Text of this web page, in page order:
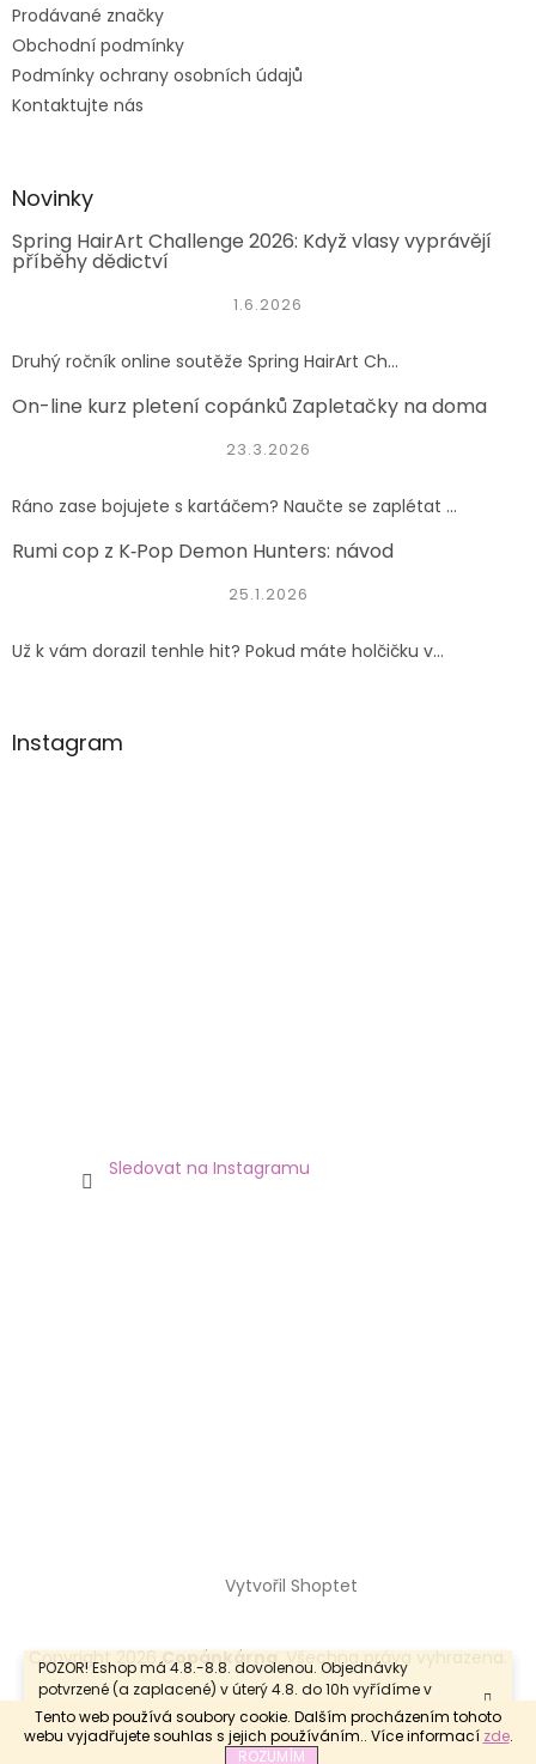
Tento web používá soubory cookie. Dalším procházením tohoto
webu vyjadřujete souhlas s jejich používáním.. Více informací zde.
ROZUMÍM
POZOR! Eshop má 4.8.-8.8. dovolenou. Objednávky
potvrzené (a zaplacené) v úterý 4.8. do 10h vyřídíme v
tentýž den. Objednávky potvrzené po tomto datu vyřídíme
v pondělí 10.8.
Prodávané značky
Obchodní podmínky
Podmínky ochrany osobních údajů
Kontaktujte nás
Novinky
Spring HairArt Challenge 2026: Když vlasy vyprávějí
příběhy dědictví
1.6.2026
Druhý ročník online soutěže Spring HairArt Ch...
On-line kurz pletení copánků Zapletačky na doma
23.3.2026
Ráno zase bojujete s kartáčem? Naučte se zaplétat ...
Rumi cop z K‑Pop Demon Hunters: návod
25.1.2026
Už k vám dorazil tenhle hit? Pokud máte holčičku v...
Instagram
Sledovat na Instagramu
Vytvořil Shoptet
Copyright 2026Copánkárna. Všechna práva vyhrazena.
Odstoupit od smlouvy